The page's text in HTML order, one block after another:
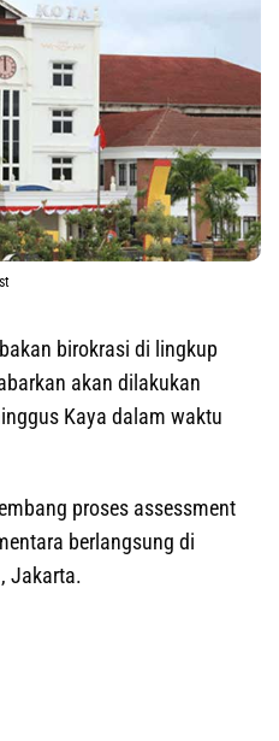
birokrasi di lingkup
akan dilakukan
Kaya dalam waktu
proses assessment
berlangsung di
Jakarta.